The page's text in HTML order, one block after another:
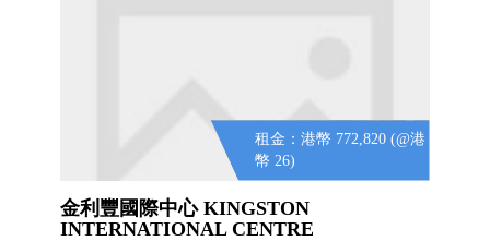
租金：港幣 772,820 (@港
幣 26)
金利豐國際中心 KINGSTON
INTERNATIONAL CENTRE